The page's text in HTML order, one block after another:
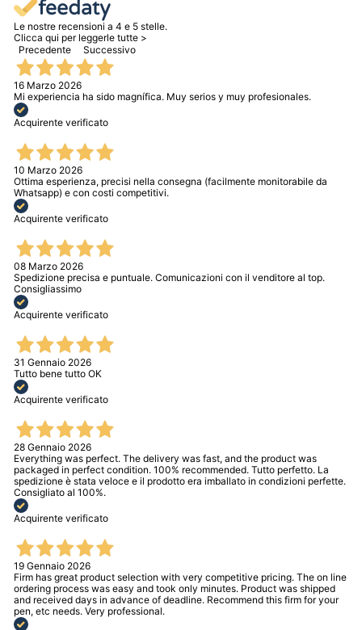
Le nostre recensioni a 4 e 5 stelle.
Clicca qui per leggerle tutte >
Precedente
Successivo
16 Marzo 2026
Mi experiencia ha sido magnífica. Muy serios y muy profesionales.
Acquirente verificato
10 Marzo 2026
Ottima esperienza, precisi nella consegna (facilmente monitorabile da
Whatsapp) e con costi competitivi.
Acquirente verificato
08 Marzo 2026
Spedizione precisa e puntuale. Comunicazioni con il venditore al top.
Consigliassimo
Acquirente verificato
31 Gennaio 2026
Tutto bene tutto OK
Acquirente verificato
28 Gennaio 2026
Everything was perfect. The delivery was fast, and the product was
packaged in perfect condition. 100% recommended. Tutto perfetto. La
spedizione è stata veloce e il prodotto era imballato in condizioni perfette.
Consigliato al 100%.
Acquirente verificato
19 Gennaio 2026
Firm has great product selection with very competitive pricing. The on line
ordering process was easy and took only minutes. Product was shipped
and received days in advance of deadline. Recommend this firm for your
pen, etc needs. Very professional.